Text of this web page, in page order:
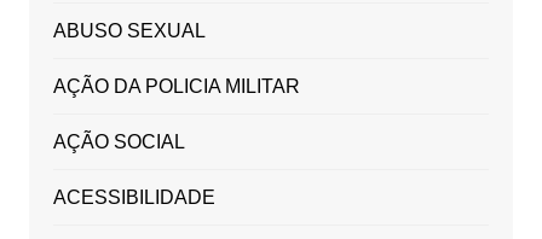
ABUSO SEXUAL
AÇÃO DA POLICIA MILITAR
AÇÃO SOCIAL
ACESSIBILIDADE